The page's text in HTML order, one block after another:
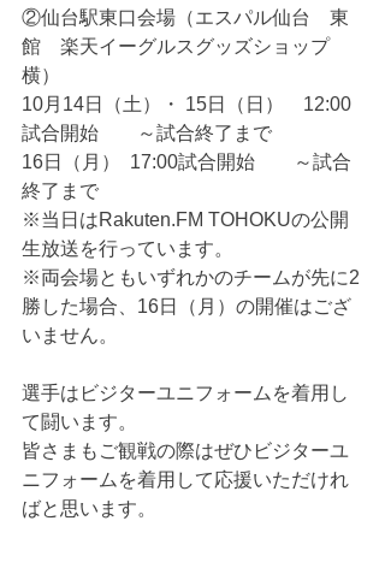
②仙台駅東口会場（エスパル仙台　東
館　楽天イーグルスグッズショップ
横）
10月14日（土）・ 15日（日）　12:00
試合開始　　～試合終了まで
16日（月）  17:00試合開始　　～試合
終了まで
※当日はRakuten.FM TOHOKUの公開
生放送を行っています。
※両会場ともいずれかのチームが先に2
勝した場合、16日（月）の開催はござ
いません。
選手はビジターユニフォームを着用し
て闘います。
皆さまもご観戦の際はぜひビジターユ
ニフォームを着用して応援いただけれ
ばと思います。